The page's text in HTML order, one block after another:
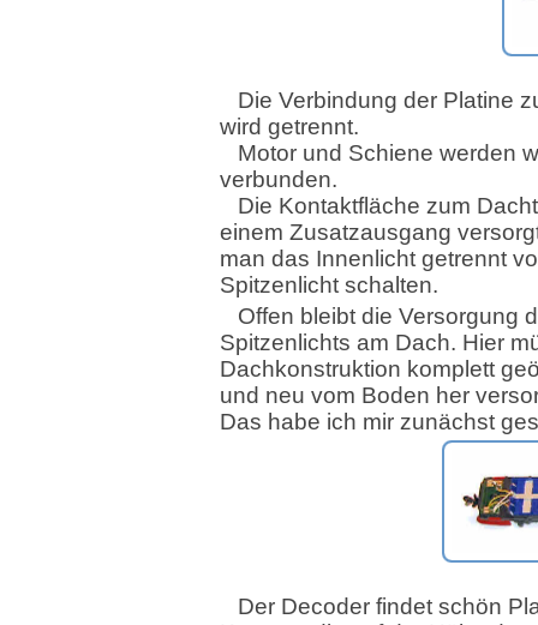
Die Verbindung der Platine
wird getrennt.
Motor und Schiene werden
verbunden.
Die Kontaktfläche zum
einem Zusatzausgang
man das Innenlicht getrennt
Spitzenlicht schalten.
Offen bleibt die Versorgung
Spitzenlichts am Dach. Hier
Dachkonstruktion komplett
und neu vom Boden her
Das habe ich mir zunächst
Der Decoder findet schön